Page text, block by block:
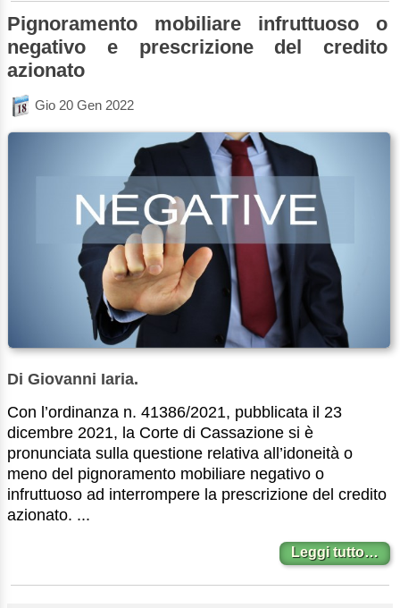
Pignoramento mobiliare infruttuoso o
negativo e prescrizione del credito
azionato
Gio 20 Gen 2022
Di Giovanni Iaria.
Con l’ordinanza n. 41386/2021, pubblicata il 23
dicembre 2021, la Corte di Cassazione si è
pronunciata sulla questione relativa all’idoneità o
meno del pignoramento mobiliare negativo o
infruttuoso ad interrompere la prescrizione del credito
azionato. ...
Leggi tutto…